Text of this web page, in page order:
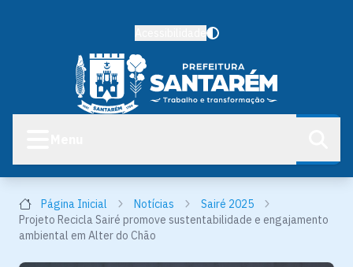
Página Inicial Notícias
Sairé 2025
Projeto Recicla Sairé promove sustentabilidade e engajamento
ambiental em Alter do Chão